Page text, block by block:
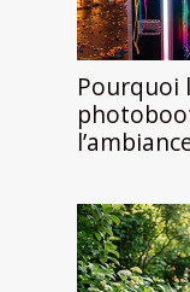
Pourquoi